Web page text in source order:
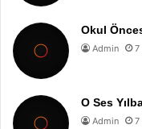
Okul
Admin 7
O Ses
Admin 7